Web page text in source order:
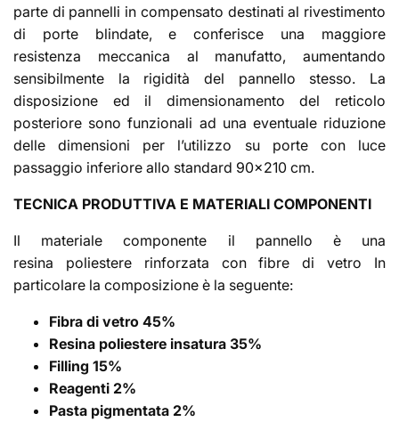
parte di pannelli in compensato destinati al rivestimento
di porte blindate, e conferisce una maggiore
resistenza meccanica al manufatto, aumentando
sensibilmente la rigidità del pannello stesso. La
disposizione ed il dimensionamento del reticolo
posteriore sono funzionali ad una eventuale riduzione
delle dimensioni per l’utilizzo su porte con luce
passaggio inferiore allo standard 90x210 cm.
TECNICA PRODUTTIVA E MATERIALI COMPONENTI
Il materiale componente il pannello è una
resina poliestere rinforzata con fibre di vetro In
particolare la composizione è la seguente:
Fibra di vetro 45%
Resina poliestere insatura 35%
Filling 15%
Reagenti 2%
Pasta pigmentata 2%